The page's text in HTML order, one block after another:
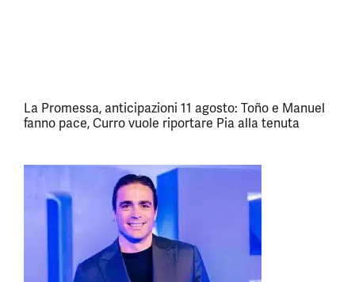
La Promessa, anticipazioni 11 agosto: Toño e Manuel
fanno pace, Curro vuole riportare Pia alla tenuta